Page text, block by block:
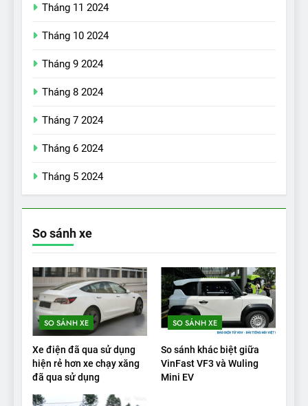
Tháng 11 2024
Tháng 10 2024
Tháng 9 2024
Tháng 8 2024
Tháng 7 2024
Tháng 6 2024
Tháng 5 2024
So sánh xe
SO SÁNH XE
Xe điện đã qua sử dụng
hiện rẻ hơn xe chạy xăng
đã qua sử dụng
SO SÁNH XE
So sánh khác biệt giữa
VinFast VF3 và Wuling
Mini EV
chỉ có trên VinFast VF8
VinFast VF9 có gì để cạnh
tranh với các xe xăng cùng
tầm giá?
ĐÁNH GIÁ XE
20
Đánh giá: Người đam mê xe
điện Hyundai Ioniq 5 N 2025